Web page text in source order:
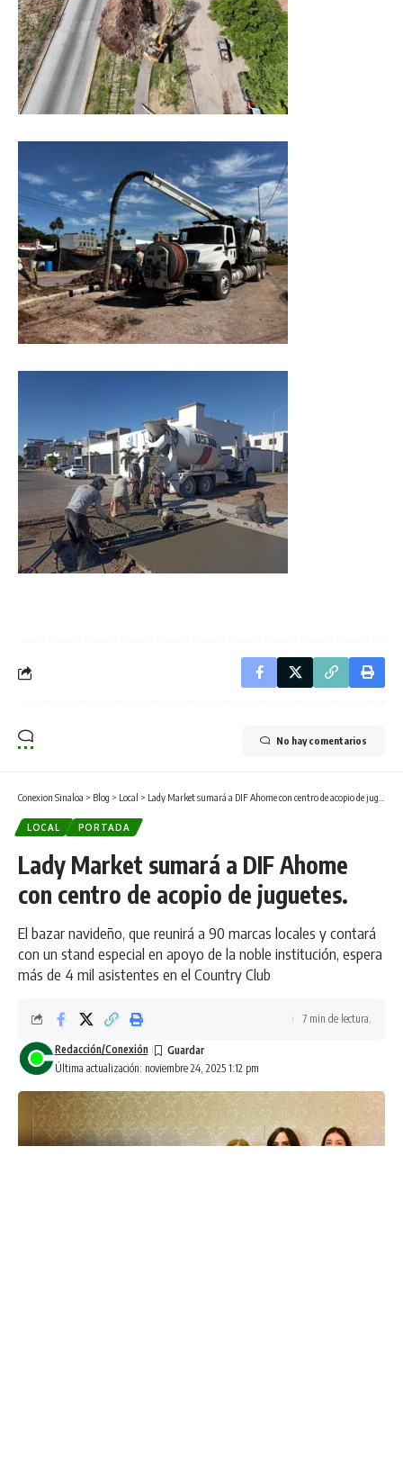
No hay comentarios
Conexion Sinaloa > Blog > Local > Lady Market sumará a DIF Ahome con centro de acopio de juguetes.
LOCAL PORTADA
Lady Market sumará a DIF Ahome
con centro de acopio de juguetes.
El bazar navideño, que reunirá a 90 marcas locales y contará
con un stand especial en apoyo de la noble institución, espera
más de 4 mil asistentes en el Country Club
Última actualización: noviembre 24, 2025 1:12 pm
Redacción/Conexión
7 min de lectura.